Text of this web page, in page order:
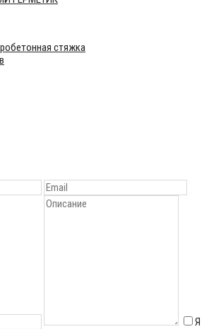
стяжка
Я